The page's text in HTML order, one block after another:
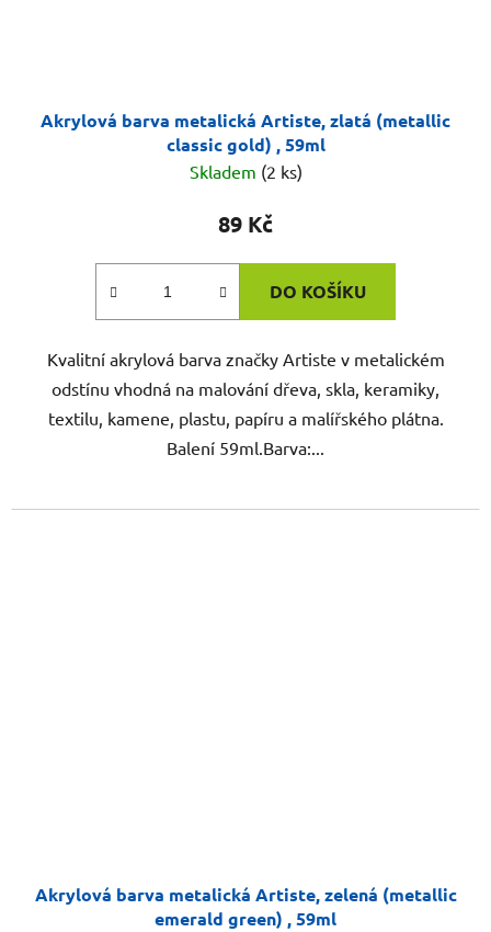
Akrylová barva metalická Artiste, zlatá (metallic
classic gold) , 59ml
Skladem (2 ks)
89 Kč
DO KOŠÍKU
Kvalitní akrylová barva značky Artiste v metalickém
odstínu vhodná na malování dřeva, skla, keramiky,
textilu, kamene, plastu, papíru a malířského plátna.
Balení 59ml.Barva:...
Akrylová barva metalická Artiste, zelená (metallic
emerald green) , 59ml